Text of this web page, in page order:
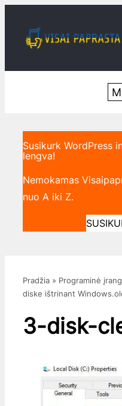
turinio
Susikurk WordPress
lengva!
Nemokamas
nuo A iki Z.
Pradžia » Programinė
diske ištrinant
3-disk-